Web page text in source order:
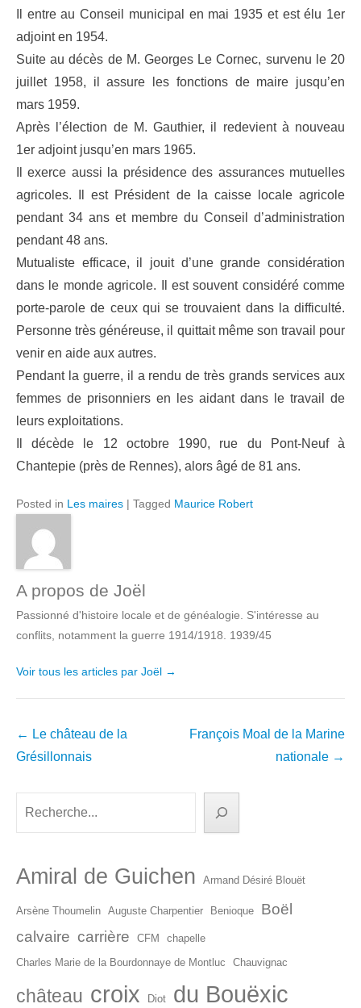
Il entre au Conseil municipal en mai 1935 et est élu 1er
adjoint en 1954.
Suite au décès de M. Georges Le Cornec, survenu le 20
juillet 1958, il assure les fonctions de maire jusqu’en
mars 1959.
Après l’élection de M. Gauthier, il redevient à nouveau
1er adjoint jusqu’en mars 1965.
Il exerce aussi la présidence des assurances mutuelles
agricoles. Il est Président de la caisse locale agricole
pendant 34 ans et membre du Conseil d’administration
pendant 48 ans.
Mutualiste efficace, il jouit d’une grande considération
dans le monde agricole. Il est souvent considéré comme
porte-parole de ceux qui se trouvaient dans la difficulté.
Personne très généreuse, il quittait même son travail pour
venir en aide aux autres.
Pendant la guerre, il a rendu de très grands services aux
femmes de prisonniers en les aidant dans le travail de
leurs exploitations.
Il décède le 12 octobre 1990, rue du Pont-Neuf à
Chantepie (près de Rennes), alors âgé de 81 ans.
Posted in Les maires | Tagged Maurice Robert
A propos de Joël
Passionné d'histoire locale et de généalogie. S'intéresse au
conflits, notamment la guerre 1914/1918. 1939/45
Voir tous les articles par Joël →
Navigation
dans
← Le château de la
Grésillonnais
François Moal de la Marine
nationale →
Amiral de Guichen Armand Désiré Blouët
Arsène Thoumelin Auguste Charpentier Benioque
Boël
calvaire carrière CFM
chapelle
Charles Marie de la Bourdonnaye de Montluc
Chauvignac
château croix Diot du Bouëxic